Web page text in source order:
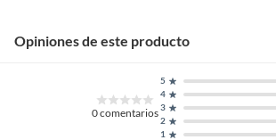
Opiniones de este producto
0comentarios
1
2
3
4
5